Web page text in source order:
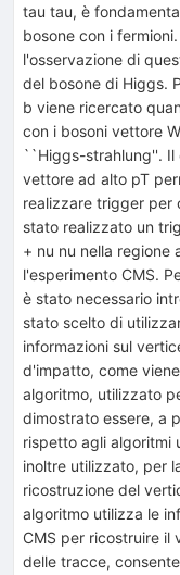
tau tau, è
bosone con i
l'osservazione di
del bosone di Higgs.
b viene ricercato
con i bosoni vettore
``Higgs-strahlung''. Il
vettore ad alto pT
realizzare trigger per
stato realizzato un
+ nu nu nella regione
l'esperimento CMS.
è stato necessario
stato scelto di
informazioni sul
d'impatto, come
algoritmo, utilizzato
dimostrato essere, a
rispetto agli algoritmi
inoltre utilizzato, per
ricostruzione del
algoritmo utilizza le
CMS per ricostruire il
delle tracce,